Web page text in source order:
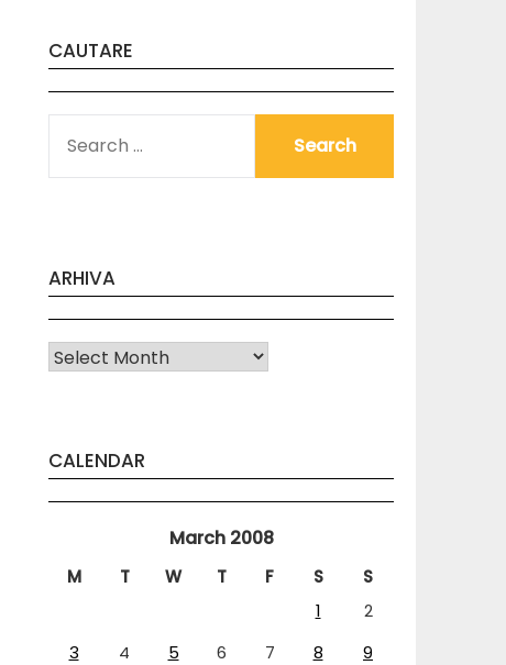
CAUTARE
FOR:
ARHIVA
Arhiva
CALENDAR
March 2008
M T W T F S
S
1
2
3
4 5 6 7 8
9